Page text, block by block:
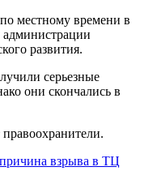
местному времени в
администрации
развития.
серьезные
они скончались в
причина взрыва в ТЦ